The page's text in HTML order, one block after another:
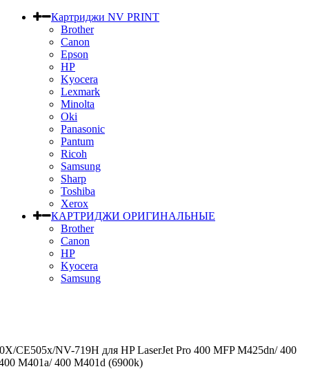
Картриджи NV PRINT
Brother
Canon
Epson
HP
Kyocera
Lexmark
Minolta
Oki
Panasonic
Pantum
Ricoh
Samsung
Sharp
Toshiba
Xerox
КАРТРИДЖИ ОРИГИНАЛЬНЫЕ
Brother
Canon
HP
Kyocera
Samsung
CE505x/NV-719H для HP LaserJet Pro 400 MFP M425dn/ 400
M401a/ 400 M401d (6900k)